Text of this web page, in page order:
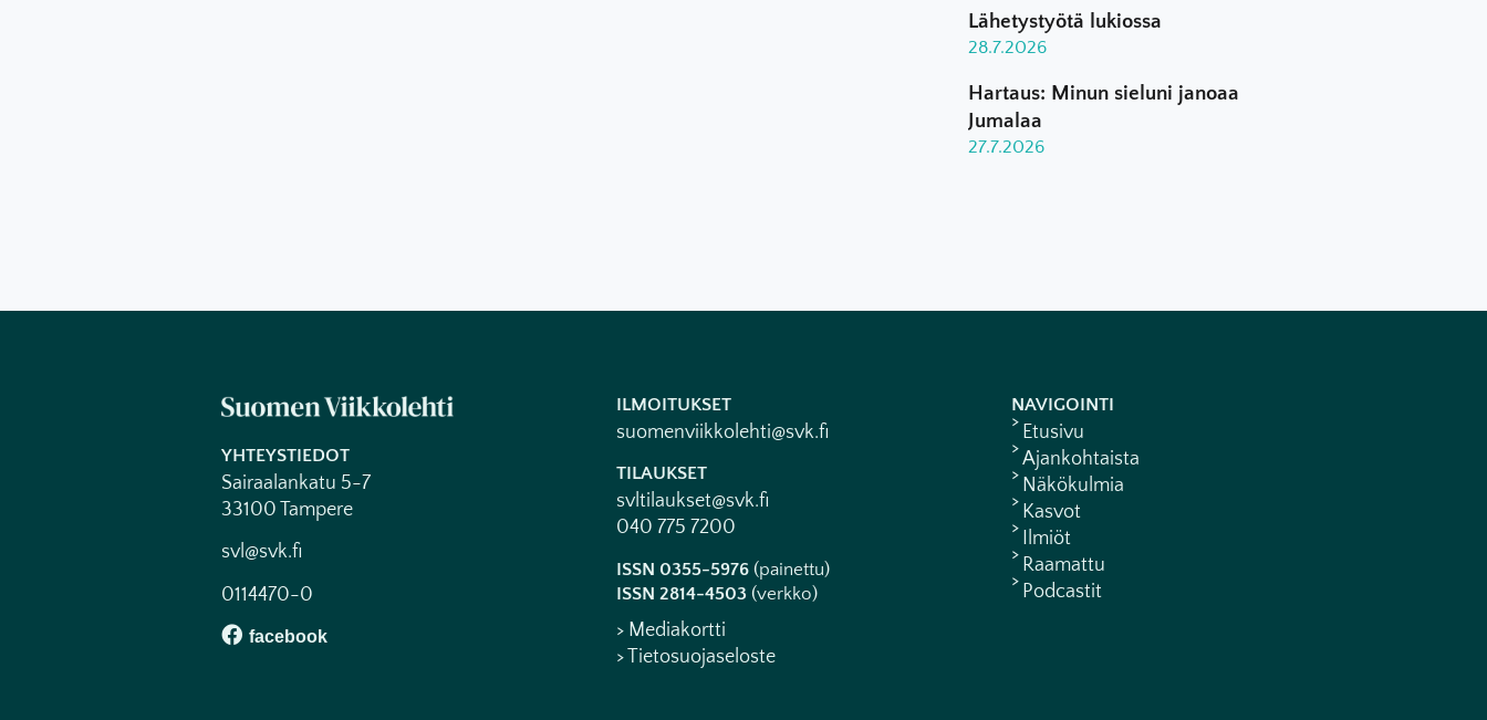
Lähetystyötä lukiossa
28.7.2026
Hartaus: Minun sieluni janoaa
Jumalaa
27.7.2026
YHTEYSTIEDOT
Sairaalankatu 5-7
33100 Tampere
svl@svk.fi
0114470-0
ILMOITUKSET
suomenviikkolehti@svk.fi
TILAUKSET
svltilaukset@svk.fi
040 775 7200
ISSN 0355-5976(painettu)
ISSN 2814-4503 (verkko)
> Mediakortti
> Tietosuojaseloste
NAVIGOINTI
Etusivu
Ajankohtaista
Näkökulmia
Kasvot
Ilmiöt
Raamattu
Podcastit